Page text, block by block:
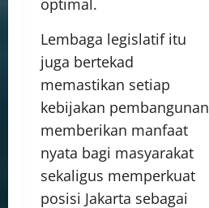
optimal.
Lembaga legislatif itu
juga bertekad
memastikan setiap
kebijakan pembangunan
memberikan manfaat
nyata bagi masyarakat
sekaligus memperkuat
posisi Jakarta sebagai